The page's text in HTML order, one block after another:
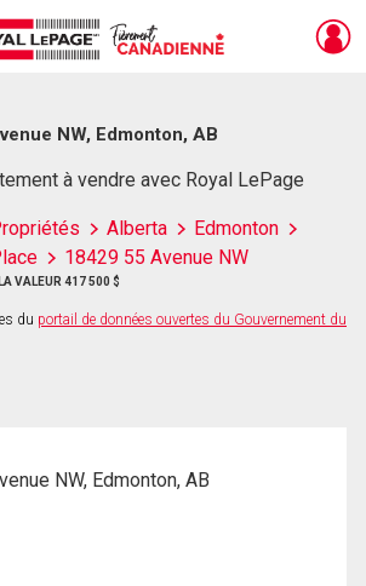
NW, Edmonton, AB
à vendre avec Royal LePage
Alberta
Edmonton
18429 55 Avenue NW
VALEUR 417 500 $
du portail de données ouvertes du Gouvernement du